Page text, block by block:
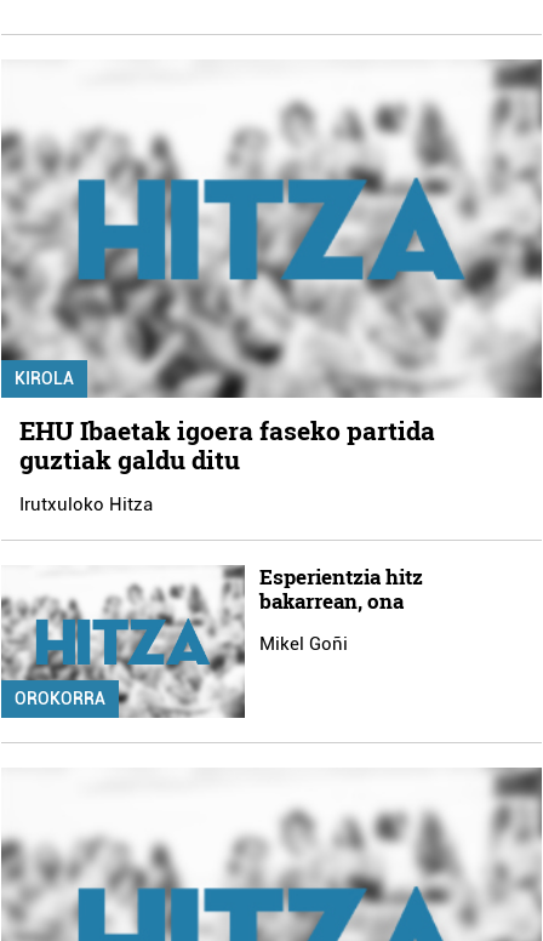
KIROLA
EHU Ibaetak igoera faseko partida
guztiak galdu ditu
Irutxuloko Hitza
OROKORRA
Esperientzia hitz
bakarrean, ona
Mikel Goñi